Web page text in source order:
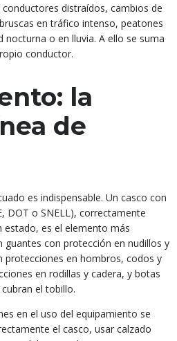
distraídos, cambios de
en tráfico intenso, peatones
nocturna o en lluvia. A ello se suma
conductor.
la
de
es indispensable. Un casco con
DOT o SNELL), correctamente
es el elemento más
con protección en nudillos y
protecciones en hombros, codos y
en rodillas y cadera, y botas
el tobillo.
en el uso del equipamiento se
el casco, usar calzado